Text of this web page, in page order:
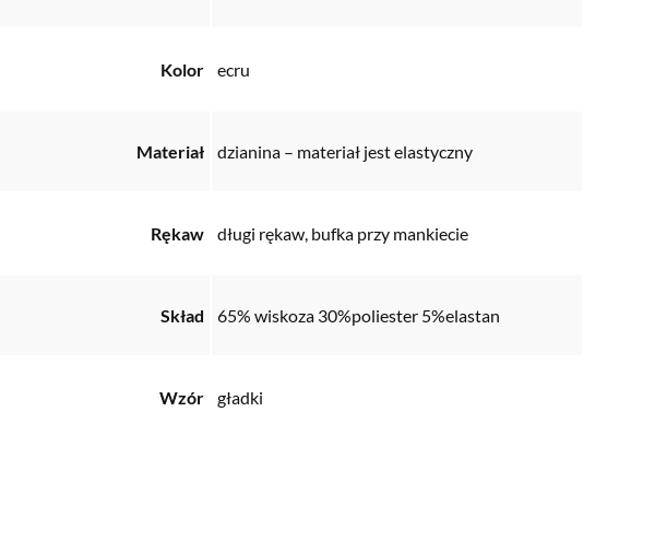
Kolor ecru
Materiał dzianina – materiał jest elastyczny
Rękaw długi rękaw, bufka przy mankiecie
Skład 65% wiskoza 30%poliester 5%elastan
Wzór gładki